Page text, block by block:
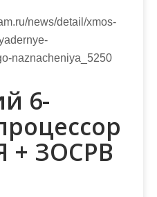
news/detail/xmos-
naznacheniya_5250
6-
+ ЗОСРВ